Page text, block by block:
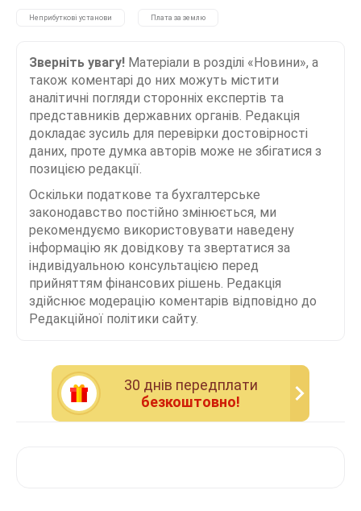
Неприбуткові установи Плата за землю
Зверніть увагу! Матеріали в розділі «Новини», а
також коментарі до них можуть містити
аналітичні погляди сторонніх експертів та
представників державних органів. Редакція
докладає зусиль для перевірки достовірності
даних, проте думка авторів може не збігатися з
позицією редакції.
Оскільки податкове та бухгалтерське
законодавство постійно змінюється, ми
рекомендуємо використовувати наведену
інформацію як довідкову та звертатися за
індивідуальною консультацією перед
прийняттям фінансових рішень. Редакція
здійснює модерацію коментарів відповідно до
Редакційної політики сайту.
30 днiв передплати
безкоштовно!